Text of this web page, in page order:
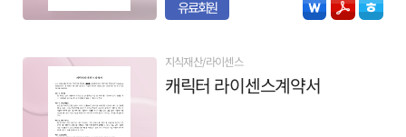
유료회원
지식재산/라이센스
캐릭터 라이센스계약서